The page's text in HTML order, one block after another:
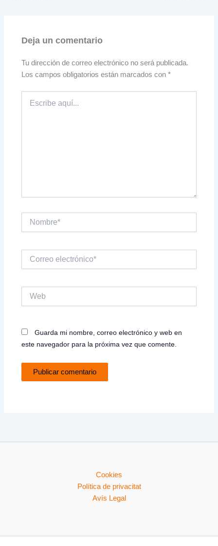
Deja un comentario
Tu dirección de correo electrónico no será publicada.
Los campos obligatorios están marcados con*
aquí...
Nombre*
electrónico*
Guarda mi nombre, correo electrónico y web en
este navegador para la próxima vez que comente.
Cookies
Política de privacitat
Avís Legal